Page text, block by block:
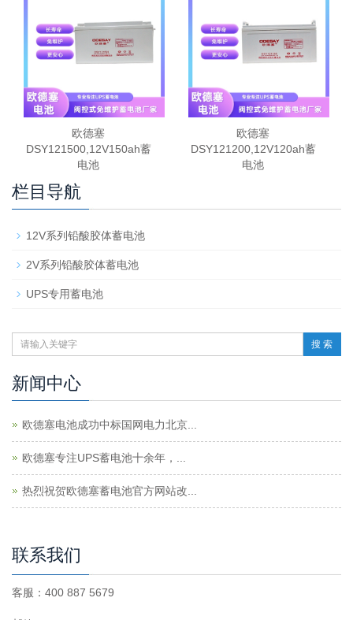
欧德塞
DSY121500,12V150ah蓄
电池
欧德塞
DSY121200,12V120ah蓄
电池
栏目导航
12V系列铅酸胶体蓄电池
2V系列铅酸胶体蓄电池
UPS专用蓄电池
搜 索
新闻中心
欧德塞电池成功中标国网电力北京...
欧德塞专注UPS蓄电池十余年，...
热烈祝贺欧德塞蓄电池官方网站改...
联系我们
客服：400 887 5679